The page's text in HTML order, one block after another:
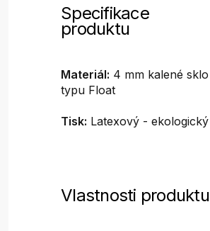
Specifikace
produktu
Materiál: 4 mm kalené sklo
typu Float
Tisk: Latexový - ekologický
Vlastnosti produktu